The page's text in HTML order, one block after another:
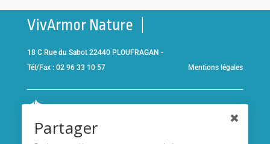
VivArmor Nature
18 C Rue du Sabot 22440 PLOUFRAGAN -
Tél/Fax : 02 96 33 10 57
Mentions légales
Brieucet adhérent de l’association
Partager